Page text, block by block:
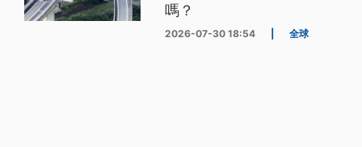
嗎？
2026-07-30 18:54 全球